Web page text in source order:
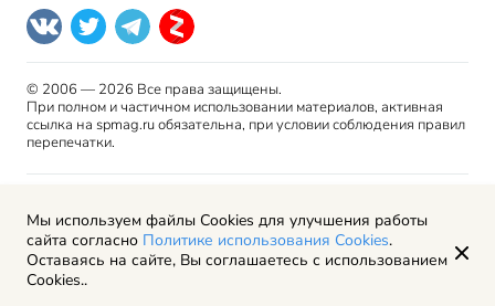
© 2006 — 2026 Все права защищены.
При полном и частичном использовании материалов, активная
ссылка на spmag.ru обязательна, при условии соблюдения правил
перепечатки.
права
Пользовательское соглашение
Политика обработки персональных данных
Рекламодателям
Мы используем файлы Cookies для улучшения работы
сайта согласно Политике использования Cookies.
Оставаясь на сайте, Вы соглашаетесь с использованием
Cookies..